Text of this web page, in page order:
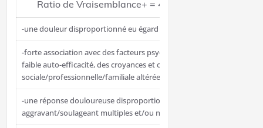
Ratio de Vraisemblance+ = 40,64
-une douleur disproportionné eu égard de la gravité de la blessure
-forte association avec des facteurs psychosociaux inadaptés (par
faible auto-efficacité, des croyances et comportements inadaptés
sociale/professionnelle/familiale altérée, un conflit avec l’équipe
-une réponse douloureuse disproportionnée, non mécanique,
aggravant/soulageant multiples et/ou non spécifiques.